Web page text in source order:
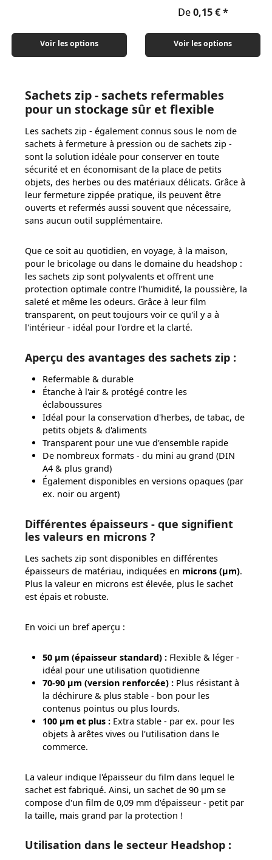
Voir les options
Prix régulier :
De0,15 €
Voir les options
Sachets zip - sachets refermables
pour un stockage sûr et flexible
Les sachets zip - également connus sous le nom de
sachets à fermeture à pression ou de sachets zip -
sont la solution idéale pour conserver en toute
sécurité et en économisant de la place de petits
objets, des herbes ou des matériaux délicats. Grâce à
leur fermeture zippée pratique, ils peuvent être
ouverts et refermés aussi souvent que nécessaire,
sans aucun outil supplémentaire.
Que ce soit au quotidien, en voyage, à la maison,
pour le bricolage ou dans le domaine du headshop :
les sachets zip sont polyvalents et offrent une
protection optimale contre l'humidité, la poussière, la
saleté et même les odeurs. Grâce à leur film
transparent, on peut toujours voir ce qu'il y a à
l'intérieur - idéal pour l'ordre et la clarté.
Aperçu des avantages des sachets zip :
Refermable & durable
Étanche à l'air & protégé contre les
éclaboussures
Idéal pour la conservation d'herbes, de tabac, de
petits objets & d'aliments
Transparent pour une vue d'ensemble rapide
De nombreux formats - du mini au grand (DIN
A4 & plus grand)
Également disponibles en versions opaques (par
ex. noir ou argent)
Différentes épaisseurs - que signifient
les valeurs en microns ?
Les sachets zip sont disponibles en différentes
épaisseurs de matériau, indiquées en microns (µm).
Plus la valeur en microns est élevée, plus le sachet
est épais et robuste.
En voici un bref aperçu :
50 µm (épaisseur standard) :Flexible & léger -
idéal pour une utilisation quotidienne
70-90 µm (version renforcée) :Plus résistant à
la déchirure & plus stable - bon pour les
contenus pointus ou plus lourds.
100 µm et plus :Extra stable - par ex. pour les
objets à arêtes vives ou l'utilisation dans le
commerce.
La valeur indique l'épaisseur du film dans lequel le
sachet est fabriqué. Ainsi, un sachet de 90 µm se
compose d'un film de 0,09 mm d'épaisseur - petit par
la taille, mais grand par la protection !
Utilisation dans le secteur Headshop :